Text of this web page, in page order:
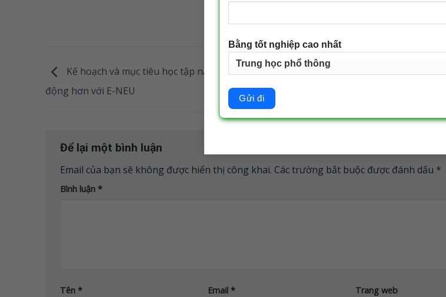
Bằng tốt nghiệp cao nhất
Kế hoạch và mục tiêu học tập năm 2026: Chủ
động hơn với E-NEU
DANH SÁCH TƯ VẤN TUYỂN
TRÌNH ĐÀO TẠO TỪ XA TRÌNH ĐỘ
Để lại một bình luận
Email của bạn sẽ không được hiển thị công khai. Các trường bắt buộc được đánh dấu *
Bình luận *
Tên * Email* Trang web